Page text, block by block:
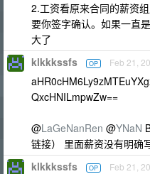
2.工资看原来合同的薪资
要你签字确认。如果一直
大了
klkkkssfs OP Feb 21,
QxcHNILmpwZw==
@LaGeNanRen @YNaN
链接） 里面薪资没有明确
klkkkssfs OP Feb 21,